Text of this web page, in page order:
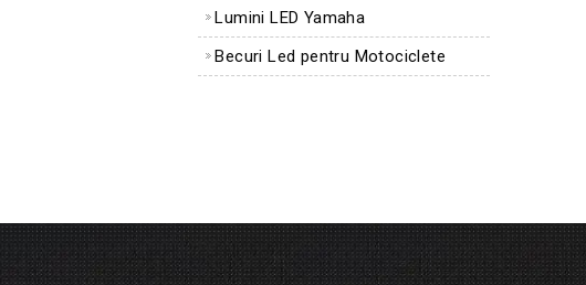
Lumini LED Yamaha
Becuri Led pentru Motociclete